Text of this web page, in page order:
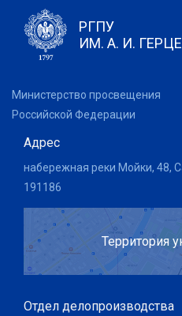
РГПУ
ИМ. А. И.
Министерство просвещения
Российской Федерации
Адрес
набережная реки Мойки, 48,
191186
Территория
Отдел делопроизводства